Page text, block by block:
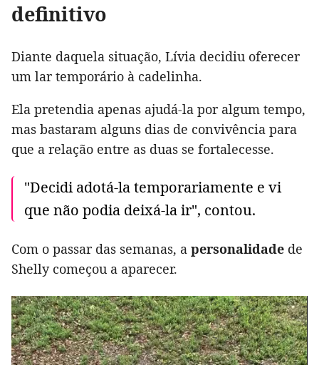
definitivo
Diante daquela situação, Lívia decidiu oferecer
um lar temporário à cadelinha.
Ela pretendia apenas ajudá-la por algum tempo,
mas bastaram alguns dias de convivência para
que a relação entre as duas se fortalecesse.
"Decidi adotá-la temporariamente e vi
que não podia deixá-la ir", contou.
Com o passar das semanas, a personalidade de
Shelly começou a aparecer.